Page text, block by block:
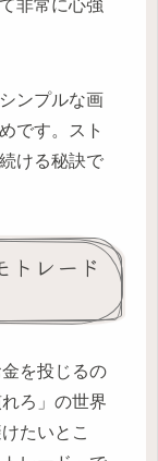
非常に心強
ンプルな画
です。スト
ける秘訣で
トレード
を投じるの
ろ」の世界
たいとこ